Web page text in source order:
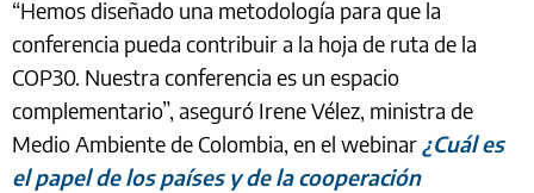
“Hemos diseñado una metodología para que la
conferencia pueda contribuir a la hoja de ruta de la
COP30. Nuestra conferencia es un espacio
complementario”, aseguró Irene Vélez, ministra de
Medio Ambiente de Colombia, en el webinar ¿Cuál es
el papel de los países y de la cooperación